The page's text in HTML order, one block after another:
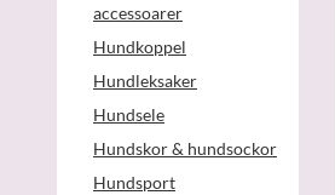
accessoarer
Hundkoppel
Hundleksaker
Hundsele
Hundskor & hundsockor
Hundsport